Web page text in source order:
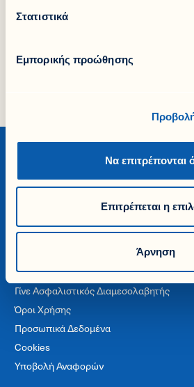
Στατιστικά
Εμπορικής προώθησης
Να επιτρέπονται
Επιτρέπεται η
Άρνηση
Facebook
X
Η Ιστορία μας
Βιωσιμότητα & Εταιρική Ευθύνη
Ευκαιρίες Καριέρας
Γίνε Ασφαλιστικός Διαμεσολαβητής
Όροι Χρήσης
Προσωπικά Δεδομένα
Cookies
Υποβολή Αναφορών